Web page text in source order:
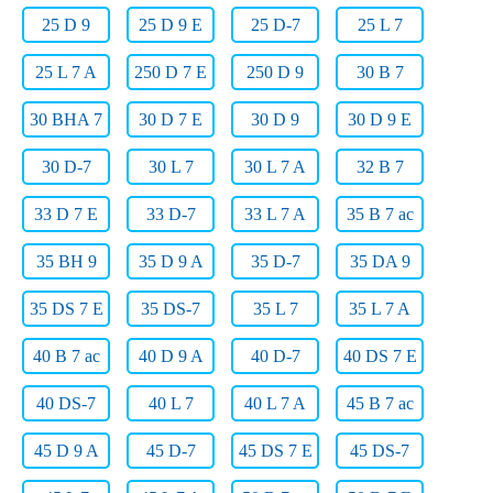
25 D 9 25 D 9 E 25 D-7 25 L 7
25 L 7 A 250 D 7 E 250 D 9 30 B 7
30 BHA 7 30 D 7 E 30 D 9 30 D 9 E
30 D-7 30 L 7 30 L 7 A 32 B 7
33 D 7 E 33 D-7 33 L 7 A 35 B 7 ac
35 BH 9 35 D 9 A 35 D-7 35 DA 9
35 DS 7 E 35 DS-7 35 L 7 35 L 7 A
40 B 7 ac 40 D 9 A 40 D-7 40 DS 7 E
40 DS-7 40 L 7 40 L 7 A 45 B 7 ac
45 D 9 A 45 D-7 45 DS 7 E 45 DS-7